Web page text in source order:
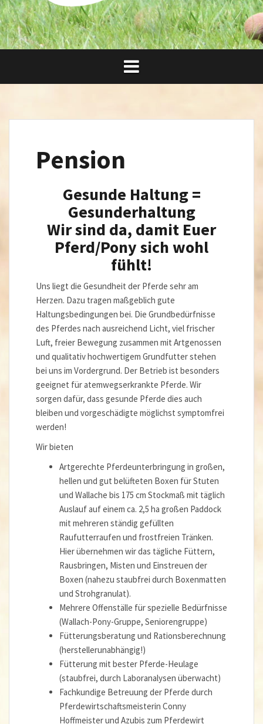
Pension
Gesunde Haltung =
Gesunderhaltung
Wir sind da, damit Euer
Pferd/Pony sich wohl
fühlt!
Uns liegt die Gesundheit der Pferde sehr am
Herzen. Dazu tragen maßgeblich gute
Haltungsbedingungen bei. Die Grundbedürfnisse
des Pferdes nach ausreichend Licht, viel frischer
Luft, freier Bewegung zusammen mit Artgenossen
und qualitativ hochwertigem Grundfutter stehen
bei uns im Vordergrund. Der Betrieb ist besonders
geeignet für atemwegserkrankte Pferde. Wir
sorgen dafür, dass gesunde Pferde dies auch
bleiben und vorgeschädigte möglichst symptomfrei
werden!
Wir bieten
Artgerechte Pferdeunterbringung in großen,
hellen und gut belüfteten Boxen für Stuten
und Wallache bis 175 cm Stockmaß mit täglich
Auslauf auf einem ca. 2,5 ha großen Paddock
mit mehreren ständig gefüllten
Raufutterraufen und frostfreien Tränken.
Hier übernehmen wir das tägliche Füttern,
Rausbringen, Misten und Einstreuen der
Boxen (nahezu staubfrei durch Boxenmatten
und Strohgranulat).
Mehrere Offenställe für spezielle Bedürfnisse
(Wallach-Pony-Gruppe, Seniorengruppe)
Fütterungsberatung und Rationsberechnung
(herstellerunabhängig!)
Fütterung mit bester Pferde-Heulage
(staubfrei, durch Laboranalysen überwacht)
Fachkundige Betreuung der Pferde durch
Pferdewirtschaftsmeisterin Conny
Hoffmeister und Azubis zum Pferdewirt